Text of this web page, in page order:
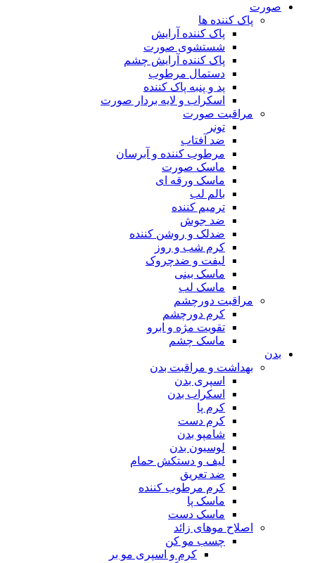
صورت
پاک کننده ها
پاک کننده آرایش
شستشوی صورت
پاک کننده آرایش چشم
دستمال مرطوب
پد و پنبه پاک کننده
اسکراب و لایه بردار صورت
مراقبت صورت
تونر
ضد آفتاب
مرطوب کننده و آبرسان
ماسک صورت
ماسک ورقه ای
بالم لب
ترمیم کننده
ضد جوش
ضدلک و روشن کننده
کرم شب و روز
لیفت و ضدچروک
ماسک بینی
ماسک لب
مراقبت دورچشم
کرم دورچشم
تقویت مژه و ابرو
ماسک چشم
بدن
بهداشت و مراقبت بدن
اسپری بدن
اسکراب بدن
کرم پا
کرم دست
شامپو بدن
لوسیون بدن
لیف و دستکش حمام
ضد تعریق
کرم مرطوب کننده
ماسک پا
ماسک دست
اصلاح موهای زائد
چسب مو کن
کرم و اسپری مو بر